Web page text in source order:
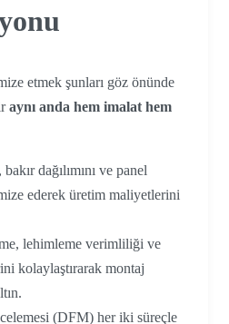
etmek şunları göz önünde
aynı anda hem imalat hem
bakır dağılımını ve panel
ederek üretim maliyetlerini
lehimleme verimliliği ve
kolaylaştırarak montaj
(DFM) her iki süreçle